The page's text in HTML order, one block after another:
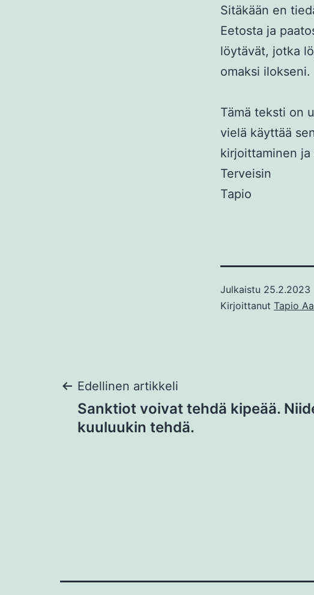
Sitäkään en
Eetosta ja
löytävät, jotka
omaksi ilokseni.
Tämä teksti on
vielä käyttää
kirjoittaminen
Terveisin
Tapio
Julkaistu 25.2.2023
Kirjoittanut Tapio
Artikkelien
selaus
Edellinen artikkeli
Sanktiot voivat tehdä kipeää.
kuuluukin tehdä.